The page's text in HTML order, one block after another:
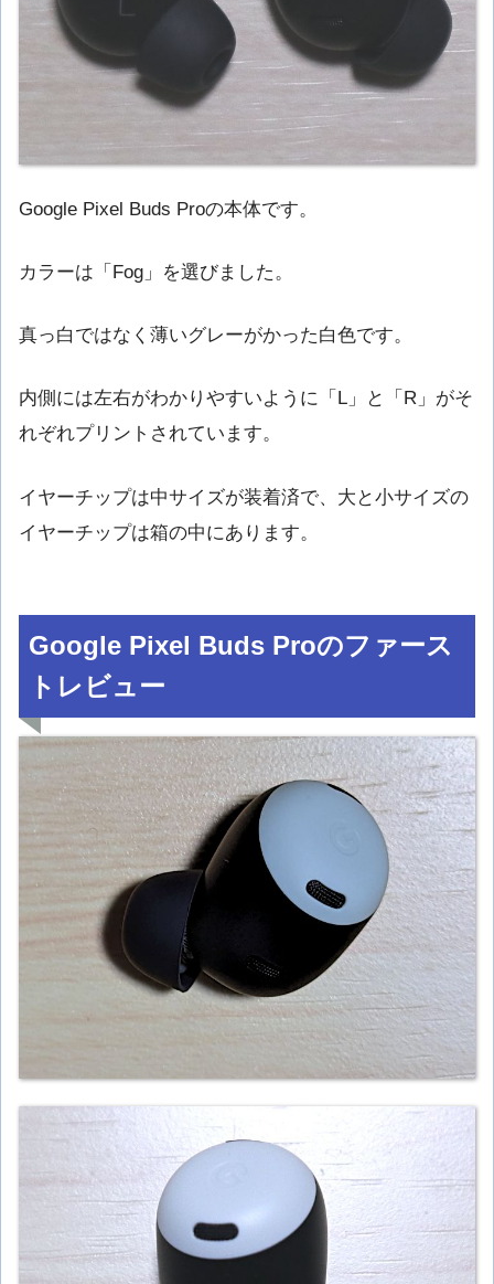
Google Pixel Buds Proの本体です。
カラーは「Fog」を選びました。
真っ白ではなく薄いグレーがかった白色です。
内側には左右がわかりやすいように「L」と「R」がそ
れぞれプリントされています。
イヤーチップは中サイズが装着済で、大と小サイズの
イヤーチップは箱の中にあります。
Google Pixel Buds Proのファース
トレビュー